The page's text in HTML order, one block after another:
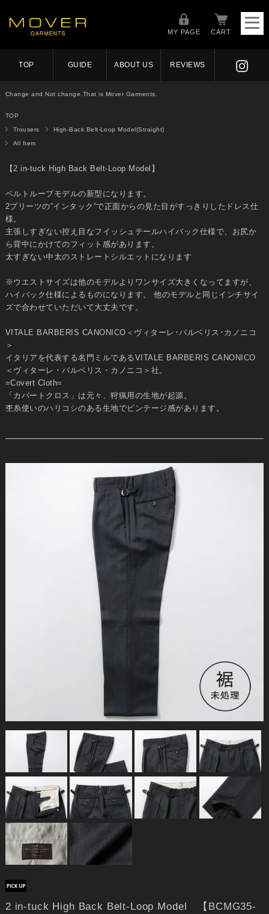
MY PAGE CART
TOP GUIDE ABOUT US REVIEWS
Change and Not change.That is Mover Garments.
TOP
Trousers High-Back Belt-Loop Model(Straight)
All Item
【2 in-tuck High Back Belt-Loop Model】
ベルトループモデルの新型になります。
2プリーツの”インタック”で正面からの見た目がすっきりしたドレス仕
様。
主張しすぎない控え目なフイッシュテールハイバック仕様で、お尻か
ら背中にかけてのフィット感があります。
太すぎない中太のストレートシルエットになります
※ウエストサイズは他のモデルよりワンサイズ大きくなってますが、
ハイバック仕様によるものになります。 他のモデルと同じインチサイ
ズで合わせていただいて大丈夫です。
VITALE BARBERIS CANONICO＜ヴィターレ･バルベリス･カノニコ
＞
イタリアを代表する名門ミルであるVITALE BARBERIS CANONICO
＜ヴィターレ・バルベリス・カノニコ＞社。
=Covert Cloth=
「カバートクロス」は元々、狩猟用の生地が起源。
杢糸使いのハリコシのある生地でビンテージ感があります。
2 in-tuck High Back Belt-Loop Model 【BCMG35-